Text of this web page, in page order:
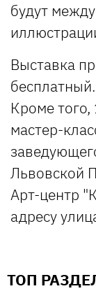
будут
Выставка
бесплатный.
Кроме
мастер-
Львовской
Арт-центр
адресу
ТОП